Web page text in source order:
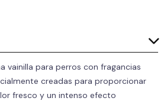
vainilla para perros con fragancias
creadas para proporcionar
fresco y un intenso efecto